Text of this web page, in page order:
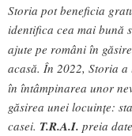
Storia pot beneficia
identifica cea mai bună
ajute pe români în
acasă. În 2022, Storia
în întâmpinarea unor
găsirea unei locuințe:
casei. T.R.A.I. preia